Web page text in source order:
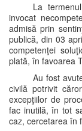
La
invocat
admisă prin
publică, din 03
competenţei
plată, în favoarea
Au fost
civilă potrivit
excepţiilor de
fac inutilă, în tot
caz, cercetarea în